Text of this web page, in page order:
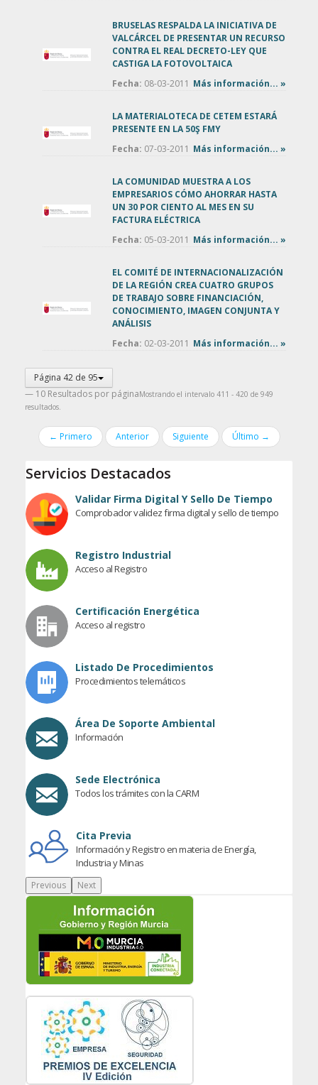
BRUSELAS RESPALDA LA INICIATIVA DE
VALCÁRCEL DE PRESENTAR UN RECURSO
CONTRA EL REAL DECRETO-LEY QUE
CASTIGA LA FOTOVOLTAICA
Fecha: 08-03-2011 Más información... »
LA MATERIALOTECA DE CETEM ESTARÁ
PRESENTE EN LA 50Ş FMY
Fecha: 07-03-2011 Más información... »
LA COMUNIDAD MUESTRA A LOS
EMPRESARIOS CÓMO AHORRAR HASTA
UN 30 POR CIENTO AL MES EN SU
FACTURA ELÉCTRICA
Fecha: 05-03-2011 Más información... »
EL COMITÉ DE INTERNACIONALIZACIÓN
DE LA REGIÓN CREA CUATRO GRUPOS
DE TRABAJO SOBRE FINANCIACIÓN,
CONOCIMIENTO, IMAGEN CONJUNTA Y
ANÁLISIS
Fecha: 02-03-2011 Más información... »
Página 42 de 95
— 10 Resultados por páginaMostrando el intervalo 411 - 420 de 949
resultados.
← Primero Anterior Siguiente Último →
Servicios Destacados
Validar Firma Digital Y Sello De Tiempo
Comprobador validez firma digital y sello de tiempo
Registro Industrial
Acceso al Registro
Certificación Energética
Acceso al registro
Listado De Procedimientos
Procedimientos telemáticos
Área De Soporte Ambiental
Información
Sede Electrónica
Todos los trámites con la CARM
Cita Previa
Información y Registro en materia de Energía,
Industria y Minas
Previous Next